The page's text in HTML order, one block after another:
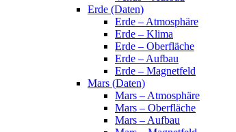
Erde (Daten)
Erde – Atmosphäre
Erde – Klima
Erde – Oberfläche
Erde – Aufbau
Erde – Magnetfeld
Mars (Daten)
Mars – Atmosphäre
Mars – Oberfläche
Mars – Aufbau